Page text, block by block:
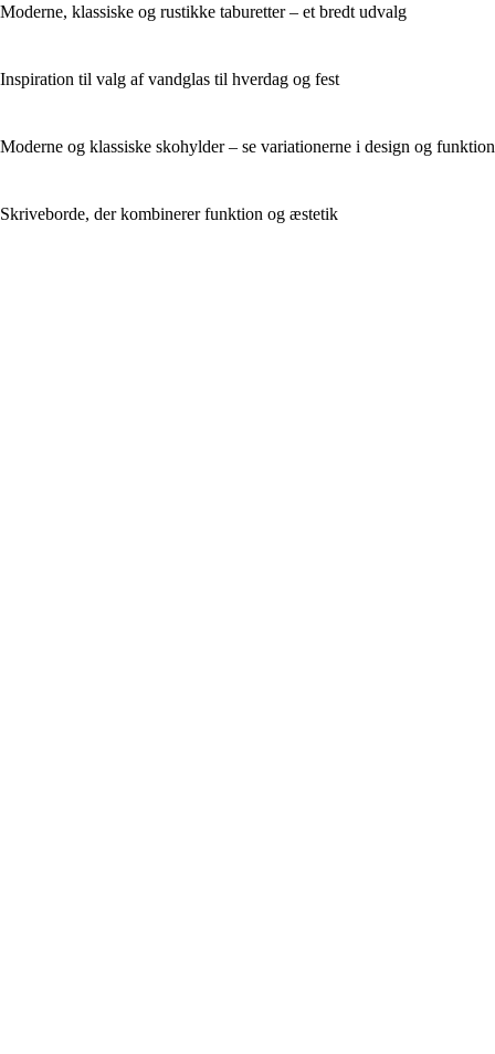
Moderne, klassiske og rustikke taburetter – et bredt udvalg
Inspiration til valg af vandglas til hverdag og fest
Moderne og klassiske skohylder – se variationerne i design og funktion
Skriveborde, der kombinerer funktion og æstetik